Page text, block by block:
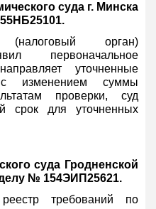
суда г. Минска
орган)
первоначальное
уточненные
изменением суммы
проверки, суд
срок для уточненных
суда Гродненской
№ 154ЭИП25621.
требований по